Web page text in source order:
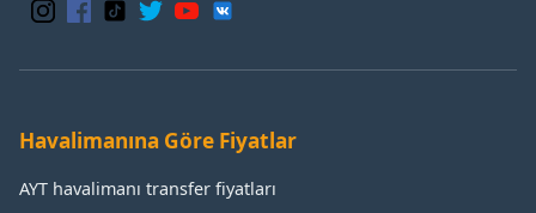
Havalimanına Göre Fiyatlar
AYT havalimanı transfer fiyatları